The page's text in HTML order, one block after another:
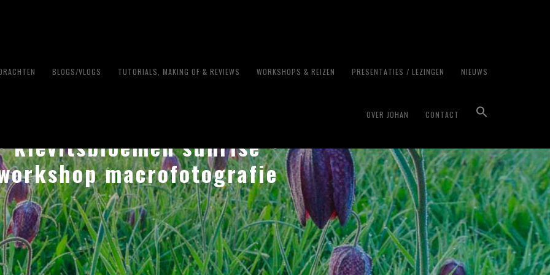
BLOGS/VLOGS TUTORIALS, MAKING OF & REVIEWS WORKSHOPS & REIZEN PRESENTATIES / LEZINGEN NIEUWS
OVER JOHAN CONTACT
kievitsbloemen sunrise ~
macrofotografie